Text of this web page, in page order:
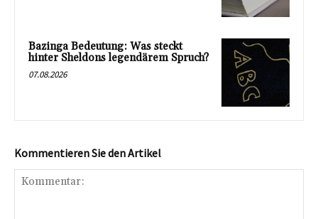
Bazinga Bedeutung: Was steckt
hinter Sheldons legendärem Spruch?
07.08.2026
Kommentieren Sie den Artikel